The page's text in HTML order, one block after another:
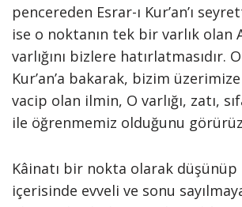
pencereden Esrar-ı Kur’an’ı
ise o noktanın tek bir varlık olan
varlığını bizlere hatırlatmasıdır.
Kur’an’a bakarak, bizim
vacip olan ilmin, O varlığı, zatı,
ile öğrenmemiz olduğunu
Kâinatı bir nokta olarak düşünüp
içerisinde evveli ve sonu